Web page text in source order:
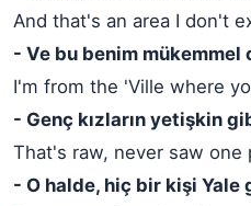
And that's an area I don't
- Ve bu benim mükemmel
I'm from the 'Ville where
- Genç kızların yetişkin
That's raw, never saw one
- O halde, hiç bir kişi Yale